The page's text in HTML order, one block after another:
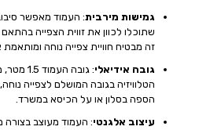
גמישות מירבית: העמוד מאפשר
שתוכלו לכוון את זווית הצפייה
זה מבטיח חוויית צפייה נוחה ומותאמת
גובה אידיאלי
: גובה
הטלוויזיה בגובה המושלם לצפייה
הספה בסלון או על הכיסא במשרד.
עיצוב אלגנטי: העמוד מעוצב בצורה